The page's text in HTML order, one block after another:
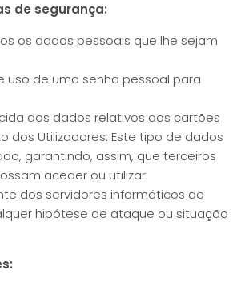
de segurança:
os dados pessoais que lhe sejam
uso de uma senha pessoal para
dos dados relativos aos cartões
dos Utilizadores. Este tipo de dados
garantindo, assim, que terceiros
aceder ou utilizar.
dos servidores informáticos de
hipótese de ataque ou situação